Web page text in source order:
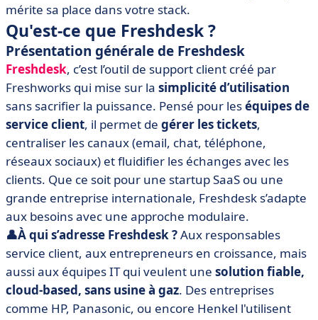
mérite sa place dans votre stack.
Qu'est-ce que Freshdesk ?
Présentation générale de Freshdesk
Freshdesk, c’est l’outil de support client créé par
Freshworks qui mise sur la simplicité d’utilisation
sans sacrifier la puissance. Pensé pour leséquipes de
service client, il permet de gérer les tickets,
centraliser les canaux (email, chat, téléphone,
réseaux sociaux) et fluidifier les échanges avec les
clients. Que ce soit pour une startup SaaS ou une
grande entreprise internationale, Freshdesk s’adapte
aux besoins avec une approche modulaire.
👤À qui s’adresse Freshdesk ?Aux responsables
service client, aux entrepreneurs en croissance, mais
aussi aux équipes IT qui veulent une solution fiable,
cloud-based, sans usine à gaz. Des entreprises
comme HP, Panasonic, ou encore Henkel l'utilisent